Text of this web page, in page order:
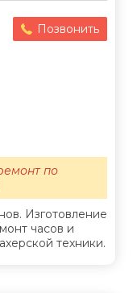
Позвонить
Изготовление
часов и
техники.
по